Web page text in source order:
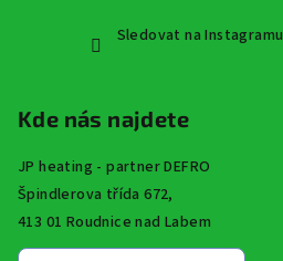
Sledovat na Instagramu
Kde nás najdete
JP heating - partner DEFRO
Špindlerova třída 672,
413 01 Roudnice nad Labem